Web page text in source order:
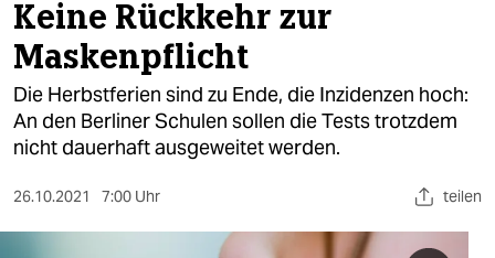
politik
öko
gesellschaft
sport
Keine Rückkehr zur
Maskenpflicht
Die Herbstferien sind zu Ende, die Inzidenzen hoch:
An den Berliner Schulen sollen die Tests trotzdem
nicht dauerhaft ausgeweitet werden.
26.10.2021 7:00 Uhr teilen